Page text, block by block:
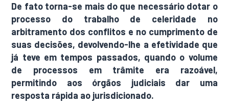
De fato torna-se mais do que necessário dotar o
processo do trabalho de celeridade no
arbitramento dos conflitos e no cumprimento de
suas decisões, devolvendo-lhe a efetividade que
já teve em tempos passados, quando o volume
de processos em trâmite era razoável,
permitindo aos órgãos judiciais dar uma
resposta rápida ao jurisdicionado.